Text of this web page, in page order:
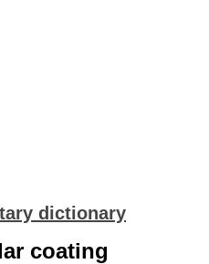
dictionary
coating